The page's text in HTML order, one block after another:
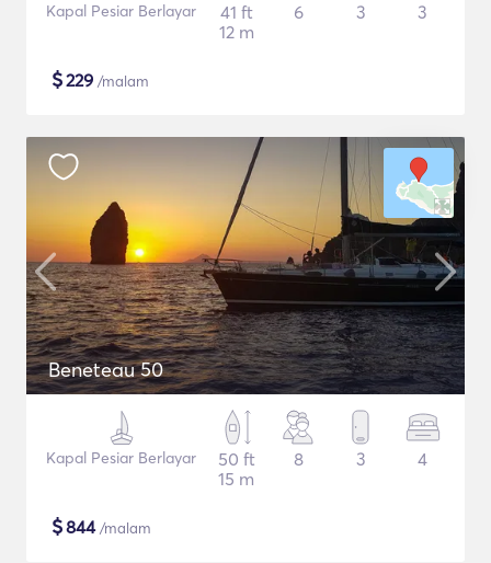
Kapal Pesiar Berlayar
41 ft
12 m
6 3 3
$229 /malam
Beneteau 50
Kapal Pesiar Berlayar
50 ft
15 m
8 3 4
$844/malam